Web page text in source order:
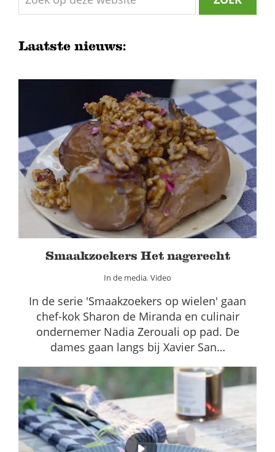
op
Laatste nieuws:
Smaakzoekers Het nagerecht
In de media Video
Smaakzoekers Het nagerecht
In de media, Video
In de serie 'Smaakzoekers op wielen' gaan
chef-kok Sharon de Miranda en culinair
ondernemer Nadia Zerouali op pad. De
dames gaan langs bij Xavier San…
Fruitsalade met Walnocello